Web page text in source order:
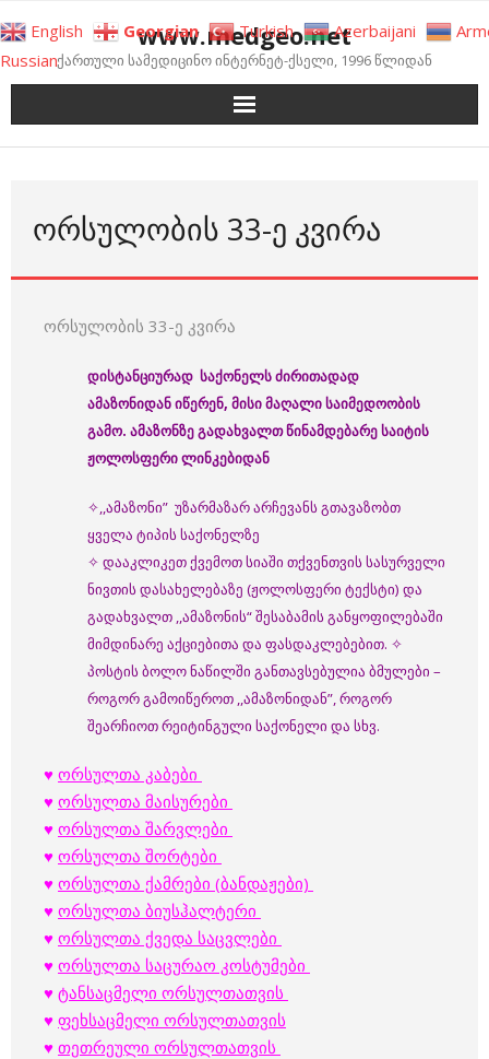
to
content
www.medgeo.net
ქართული სამედიცინო ინტერნეტ-ქსელი, 1996 წლიდან
ᲝᲠᲡᲣᲚᲝᲑᲘᲡ 33-Ე ᲙᲕᲘᲠᲐ
ორსულობის 33-ე კვირა
დისტანციურად საქონელს ძირითადად
ამაზონიდან იწერენ, მისი მაღალი საიმედოობის
გამო. ამაზონზე გადახვალთ წინამდებარე საიტის
ჟოლოსფერი ლინკებიდან
✧,,ამაზონი” უზარმაზარ არჩევანს გთავაზობთ
ყველა ტიპის საქონელზე
✧ დააკლიკეთ ქვემოთ სიაში თქვენთვის სასურველი
ნივთის დასახელებაზე (ჟოლოსფერი ტექსტი) და
გადახვალთ ,,ამაზონის“ შესაბამის განყოფილებაში
მიმდინარე აქციებითა და ფასდაკლებებით. ✧
პოსტის ბოლო ნაწილში განთავსებულია ბმულები –
როგორ გამოიწეროთ ,,ამაზონიდან”, როგორ
შეარჩიოთ რეიტინგული საქონელი და სხვ.
♥ ორსულთა კაბები
♥ ორსულთა მაისურები
♥ ორსულთა შარვლები
♥ ორსულთა შორტები
♥ ორსულთა ქამრები (ბანდაჟები)
♥ ორსულთა ბიუსჰალტერი
♥ ორსულთა ქვედა საცვლები
♥ ორსულთა საცურაო კოსტუმები
♥ ტანსაცმელი ორსულთათვის
♥ ფეხსაცმელი ორსულთათვის
♥ თეთრეული ორსულთათვის
English Georgian Turkish Azerbaijani
Russian